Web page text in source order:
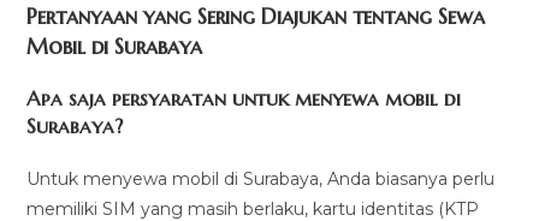
Pertanyaan yang Sering Diajukan tentang Sewa
Mobil di Surabaya
Apa saja persyaratan untuk menyewa mobil di
Surabaya?
Untuk menyewa mobil di Surabaya, Anda biasanya perlu
memiliki SIM yang masih berlaku, kartu identitas (KTP